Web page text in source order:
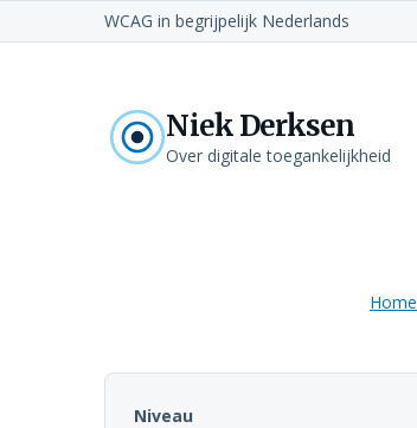
WCAG in begrijpelijk Nederlands
Niek Derksen
Over digitale toegankelijkheid
Home
Niveau